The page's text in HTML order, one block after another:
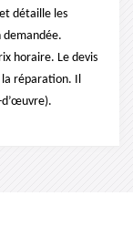
détaille les
horaire. Le devis
réparation. Il